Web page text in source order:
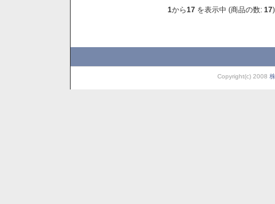
1から17 を表示中 (商品の数: 17)
Copyright(c) 2008